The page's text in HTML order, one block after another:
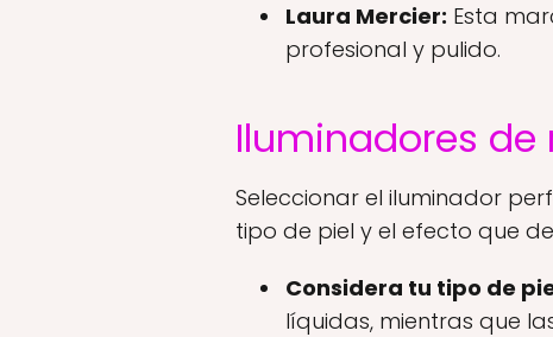
Laura Mercier: Esta
profesional y pulido.
Iluminadores de
Seleccionar el iluminador
tipo de piel y el efecto que
Considera tu tipo de
líquidas, mientras que